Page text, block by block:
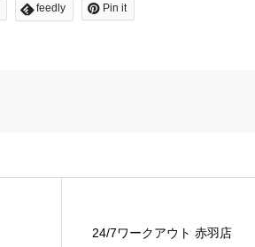
feedly Pin it
24/7ワークアウト 赤羽店